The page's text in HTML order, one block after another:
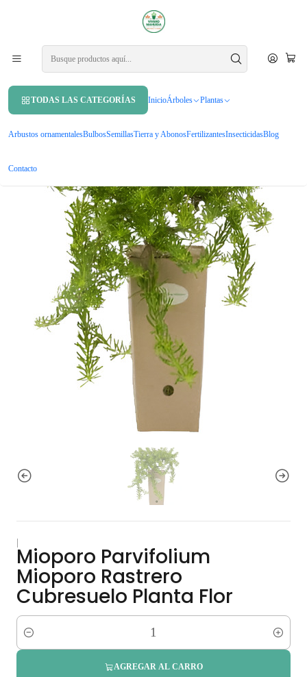
TODAS LAS CATEGORÍAS InicioÁrboles Plantas
Arbustos ornamentalesBulbosSemillasTierra y AbonosFertilizantesInsecticidasBlog
Contacto
APROVECHA UN 10% DE DCTO. EN TU PRIMERA COMPRA USANDO
Inicio Plantas
Mioporo Parvifolium Mioporo Rastrero Cubresuelo Planta Flor
Mioporo Parvifolium
Mioporo Rastrero
Cubresuelo Planta Flor
Cantidad
AGREGAR AL CARRO